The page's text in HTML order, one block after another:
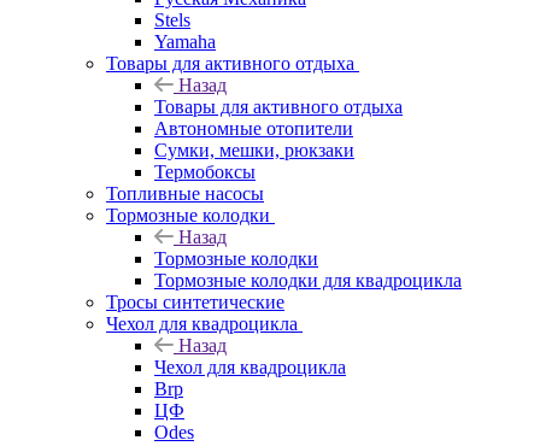
Stels
Yamaha
Товары для активного отдыха
Назад
Товары для активного отдыха
Автономные отопители
Сумки, мешки, рюкзаки
Термобоксы
Топливные насосы
Тормозные колодки
Назад
Тормозные колодки
Тормозные колодки для квадроцикла
Тросы синтетические
Чехол для квадроцикла
Назад
Чехол для квадроцикла
Brp
ЦФ
Odes